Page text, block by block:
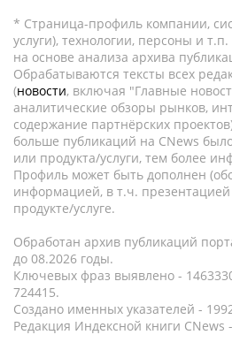
* Страница-профиль компании,
услуги), технологии, персоны и
на основе анализа архива
Обрабатываются тексты всех
(новости, включая "Главные
аналитические обзоры рынков,
содержание партнёрских
больше публикаций на CNews
или продукта/услуги, тем более
Профиль может быть дополнен
информацией, в т.ч.
продукте/услуге.
Обработан архив публикаций
до 08.2026 годы.
Ключевых фраз выявлено -
724415.
Создано именных указателей -
Редакция Индексной книги CNews -